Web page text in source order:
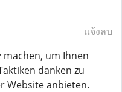
แจ้งลบ
um Ihnen
danken zu
Website anbieten.